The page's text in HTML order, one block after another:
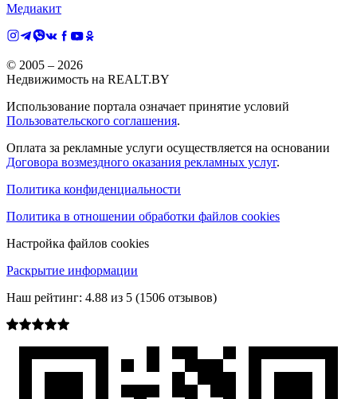
Медиакит
© 2005 – 2026
Недвижимость на REALT.BY
Использование портала означает принятие условий
Пользовательского соглашения.
Оплата за рекламные услуги осуществляется на основании
Договора возмездного оказания рекламных услуг.
Политика конфиденциальности
Политика в отношении обработки файлов cookies
Настройка файлов cookies
Раскрытие информации
Наш рейтинг: 4.88 из 5 (1506 отзывов)